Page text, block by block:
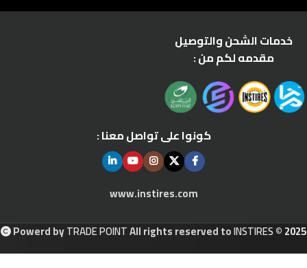
خدمات الشحن والتوصيل
مقدمه لكم من :
كونوا على تواصل معنا :
www.instires.com
Powerd byTRADE POINTAll rights reserved toINSTIRES© 2025